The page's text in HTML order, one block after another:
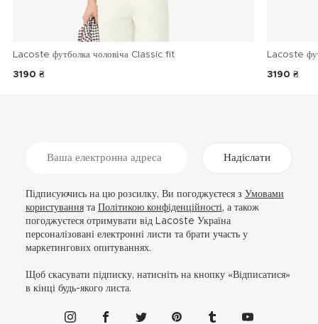
Lacoste футболка чоловіча Classic fit
3190 ₴
Lacoste
3190 ₴
Надіслати
Підписуючись на цю розсилку, Ви погоджуєтеся з Умовами
користуваннята Політикою конфіденційності, а також
погоджуєтеся отримувати від Lacoste Україна
персоналізовані електронні листи та брати участь у
маркетингових опитуваннях.
Щоб скасувати підписку, натисніть на кнопку «Відписатися»
в кінці будь-якого листа.